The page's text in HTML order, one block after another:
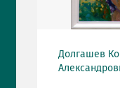
Долгашев